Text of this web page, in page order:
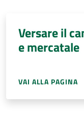
Versare il
e mercatale
VAI ALLA PAGINA